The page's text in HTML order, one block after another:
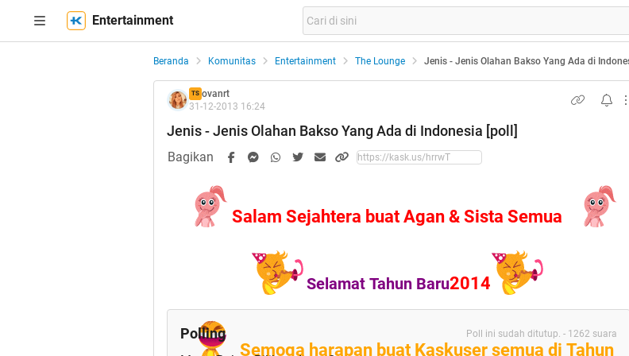
Entertainment
Beranda Komunitas Entertainment The Lounge Jenis - Jenis Olahan Bakso Yang Ada di
TS ovanrt
31-12-2013 16:24
Jenis - Jenis Olahan Bakso Yang Ada di Indonesia [poll]
Bagikan
Salam Sejahtera buat Agan & Sista Semua
Selamat Tahun Baru2014
Semoga harapan buat Kaskuser semua di Tahun
Polling Poll ini sudah ditutup. - 1262 suara